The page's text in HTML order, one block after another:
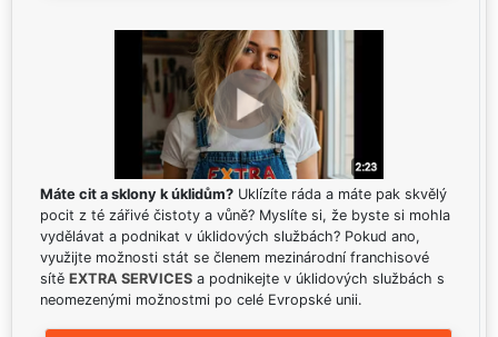
Máte cit a sklony k úklidům? Uklízíte ráda a máte pak skvělý
pocit z té zářivé čistoty a vůně? Myslíte si, že byste si mohla
vydělávat a podnikat v úklidových službách? Pokud ano,
využijte možnosti stát se členem mezinárodní franchisové
sítě EXTRA SERVICES a podnikejte v úklidových službách s
neomezenými možnostmi po celé Evropské unii.